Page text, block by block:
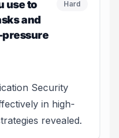
use to
and
pressure
Hard
Security
in high-
revealed.